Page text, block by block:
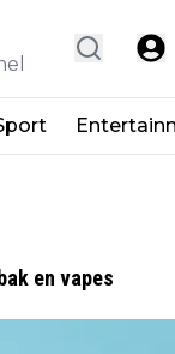
en vapes